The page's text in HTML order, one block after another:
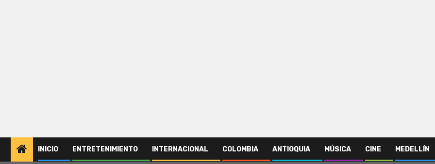
INICIO ENTRETENIMIENTO INTERNACIONAL COLOMBIA ANTIOQUIA MÚSICA CINE MEDELLÍN